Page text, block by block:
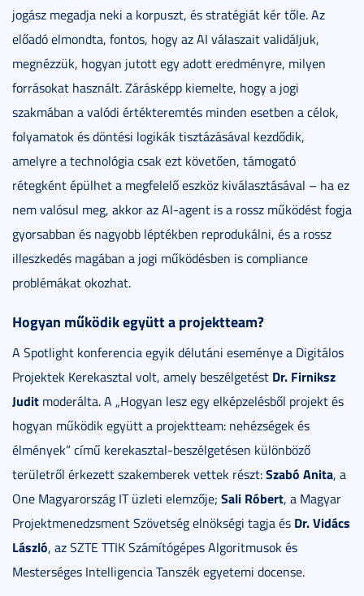
jogász megadja neki a korpuszt, és stratégiát kér tőle. Az
előadó elmondta, fontos, hogy az AI válaszait validáljuk,
megnézzük, hogyan jutott egy adott eredményre, milyen
forrásokat használt. Zárásképp kiemelte, hogy a jogi
szakmában a valódi értékteremtés minden esetben a célok,
folyamatok és döntési logikák tisztázásával kezdődik,
amelyre a technológia csak ezt követően, támogató
rétegként épülhet a megfelelő eszköz kiválasztásával – ha ez
nem valósul meg, akkor az AI-agent is a rossz működést fogja
gyorsabban és nagyobb léptékben reprodukálni, és a rossz
illeszkedés magában a jogi működésben is compliance
problémákat okozhat.
Hogyan működik együtt a projektteam?
A Spotlight konferencia egyik délutáni eseménye a Digitálos
Projektek Kerekasztal volt, amely beszélgetést Dr. Firniksz
Judit moderálta. A „Hogyan lesz egy elképzelésből projekt és
hogyan működik együtt a projektteam: nehézségek és
élmények” című kerekasztal-beszélgetésen különböző
területről érkezett szakemberek vettek részt:Szabó Anita, a
One Magyarország IT üzleti elemzője; Sali Róbert, a Magyar
Projektmenedzsment Szövetség elnökségi tagja és Dr. Vidács
László, az SZTE TTIK Számítógépes Algoritmusok és
Mesterséges Intelligencia Tanszék egyetemi docense.